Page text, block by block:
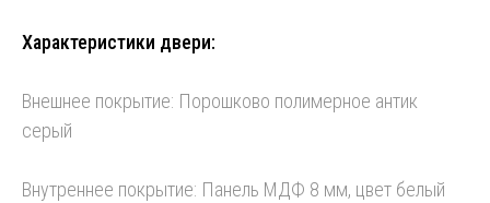
Характеристики двери:
Внешнее покрытие: Порошково полимерное антик
серый
Внутреннее покрытие: Панель МДФ 8 мм, цвет белый